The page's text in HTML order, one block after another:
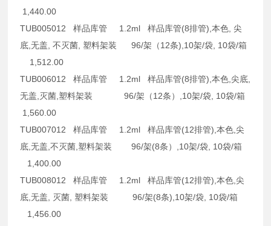
1,440.00
TUB005012 样品库管 1.2ml 样品库管(8排管),本色, 尖
底,无盖, 不灭菌, 塑料架装 96/架（12条),10架/袋, 10袋/箱
1,512.00
TUB006012 样品库管 1.2ml 样品库管(8排管),本色,尖底,
无盖,灭菌,塑料架装 96/架（12条）,10架/袋, 10袋/箱
1,560.00
TUB007012 样品库管 1.2ml 样品库管(12排管),本色,尖
底,无盖,不灭菌,塑料架装 96/架(8条）,10架/袋, 10袋/箱
1,400.00
TUB008012 样品库管 1.2ml 样品库管(12排管),本色,尖
底,无盖, 灭菌, 塑料架装 96/架(8条),10架/袋, 10袋/箱
1,456.00